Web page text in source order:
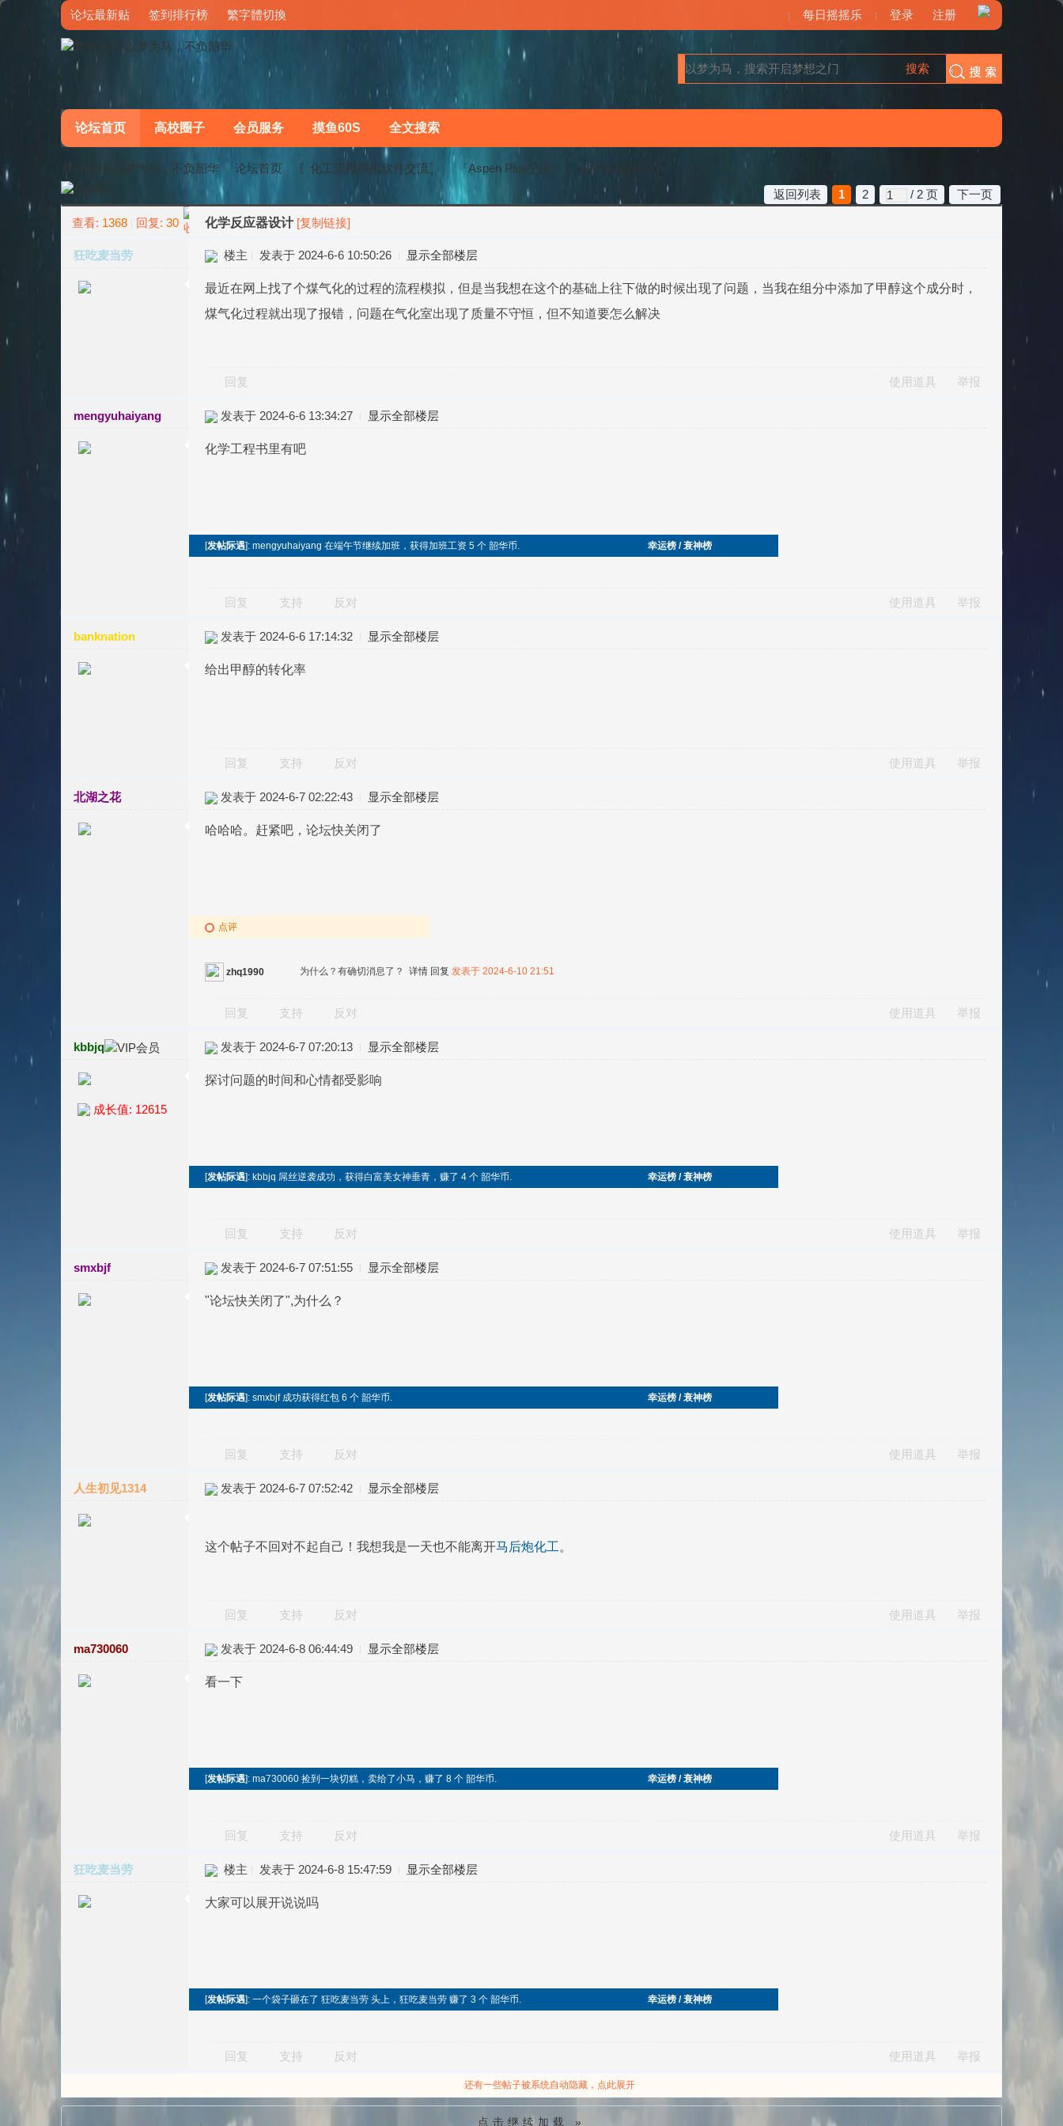
论坛最新贴 签到排行榜 繁字體切換 每日摇摇乐 登录 注册
搜索
论坛首页 高校圈子 会员服务 摸鱼60S 全文搜索
梦马论坛-以梦为马，不负韶华 论坛首页 〖化工流程模拟软件交流〗 『Aspen Plus交流』
化学反应器设计
1
2 / 2 页 下一页
返回列表
查看: 1368 回复: 30 化学反应器设计 [复制链接]
狂吃麦当劳 楼主 发表于 2024-6-6 10:50:26 显示全部楼层
最近在网上找了个煤气化的过程的流程模拟，但是当我想在这个的基础上往下做的时候出现了问题，当我在组分中添加了甲醇这个成分时，
煤气化过程就出现了报错，问题在气化室出现了质量不守恒，但不知道要怎么解决
回复 使用道具 举报
mengyuhaiyang 发表于 2024-6-6 13:34:27 显示全部楼层
化学工程书里有吧
[发帖际遇]: mengyuhaiyang 在端午节继续加班，获得加班工资 5 个 韶华币. 幸运榜 / 衰神榜
回复 支持 反对 使用道具 举报
banknation 发表于 2024-6-6 17:14:32 显示全部楼层
给出甲醇的转化率
回复 支持 反对 使用道具 举报
北湖之花 发表于 2024-6-7 02:22:43 显示全部楼层
哈哈哈。赶紧吧，论坛快关闭了
点评
zhq1990 为什么？有确切消息了？ 详情 回复 发表于 2024-6-10 21:51
回复 支持 反对 使用道具 举报
kbbjq
成长值: 12615
发表于 2024-6-7 07:20:13 显示全部楼层
探讨问题的时间和心情都受影响
[发帖际遇]: kbbjq 屌丝逆袭成功，获得白富美女神垂青，赚了 4 个 韶华币. 幸运榜 / 衰神榜
回复 支持 反对 使用道具 举报
smxbjf 发表于 2024-6-7 07:51:55 显示全部楼层
"论坛快关闭了",为什么？
[发帖际遇]: smxbjf 成功获得红包 6 个 韶华币. 幸运榜 / 衰神榜
回复 支持 反对 使用道具 举报
人生初见1314 发表于 2024-6-7 07:52:42 显示全部楼层
这个帖子不回对不起自己！我想我是一天也不能离开马后炮化工。
回复 支持 反对 使用道具 举报
ma730060 发表于 2024-6-8 06:44:49 显示全部楼层
看一下
[发帖际遇]: ma730060 捡到一块切糕，卖给了小马，赚了 8 个 韶华币. 幸运榜 / 衰神榜
回复 支持 反对 使用道具 举报
狂吃麦当劳 楼主 发表于 2024-6-8 15:47:59 显示全部楼层
大家可以展开说说吗
[发帖际遇]: 一个袋子砸在了 狂吃麦当劳 头上，狂吃麦当劳 赚了 3 个 韶华币. 幸运榜 / 衰神榜
回复 支持 反对 使用道具 举报
还有一些帖子被系统自动隐藏，点此展开
点击继续加载 »